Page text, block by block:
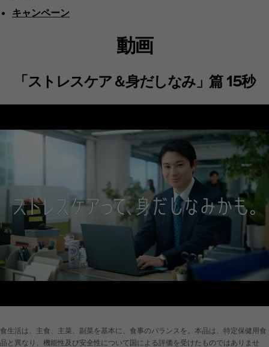
キャンペーン
動画
「ストレスケア＆身だしなみ」篇 15秒
食生活は、主食、主菜、副菜を基本に、食事のバランスを。本品は、特定保健用食
品と異なり、機能性及び安全性について国による評価を受けたものではありませ